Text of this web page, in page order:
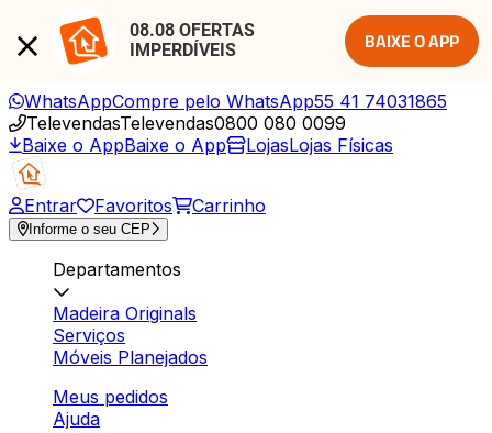
08.08 OFERTAS
IMPERDÍVEIS
BAIXE O APP
WhatsAppCompre pelo WhatsApp55 41 74031865
TelevendasTelevendas0800 080 0099
Baixe o AppBaixe o App LojasLojas Físicas
Entrar Favoritos Carrinho
Informe o seu CEP
Departamentos
Madeira Originals
Serviços
Móveis Planejados
Meus pedidos
Ajuda